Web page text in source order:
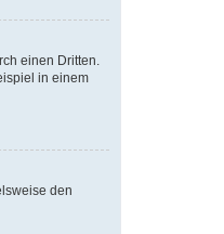
einen Dritten.
in einem
den